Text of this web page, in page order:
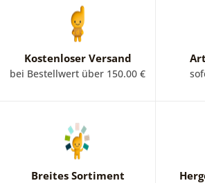
Kostenloser Versand
bei Bestellwert über 150.00 €
Breites Sortiment